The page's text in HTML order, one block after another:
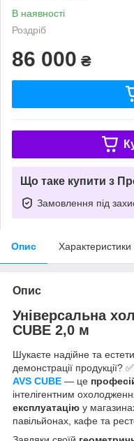
В наявності
Роздріб
86 000 ₴
Що таке купити з
Замовлення під
Опис Характеристики
Опис
Універсальна
CUBE 2,0 м
Шукаєте надійне та
демонстрації продукції? ✅
AVS CUBE — це
інтелігентним
експлуатацію у
павільйонах, кафе та